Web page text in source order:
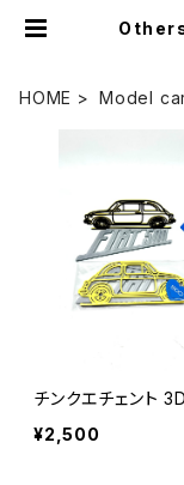
Others
HOME Model
チンクエチェント
¥2,500